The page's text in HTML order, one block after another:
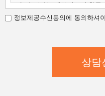
나. 수집하는 개인정보의 항목
다. 개인정보의 보유 및 이용 기
가.개인정보 수집,이용 목적
코세아항공승무원학원은 다
- 홈페이지 내 상담신청(입학
- 과정문의에 대한 학과담당자
정보제공수신동의에 동의하셔